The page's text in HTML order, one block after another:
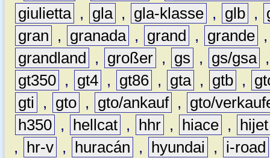
giulietta , gla , gla-klasse , glb ,
gran
, granada , grand , grande
grandland
, großer , gs , gs/gsa
gt350 , gt4 , gt86 , gta , gtb ,
gti
, gto , gto/ankauf ,
gto/
h350 , hellcat , hhr , hiace ,
hijet
,
hr-v , huracán , hyundai ,
i-road